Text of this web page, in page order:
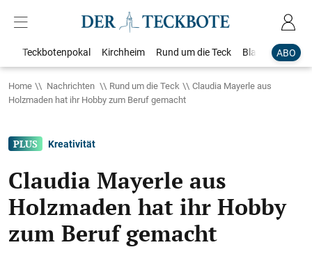
ABO
Teckbotenpokal Kirchheim Rund um die Teck Blaulicht
Home Nachrichten Rund um die Teck
Claudia Mayerle aus
Holzmaden hat ihr Hobby zum Beruf gemacht
Kreativität
Claudia Mayerle aus
Holzmaden hat ihr Hobby
zum Beruf gemacht